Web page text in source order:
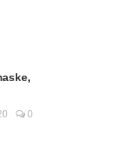
0